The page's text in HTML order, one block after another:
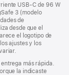
USB‑C de 96 W
3 (modelo
de
desde que el
el logotipo de
ajustes y los
más rápida.
la indicaste